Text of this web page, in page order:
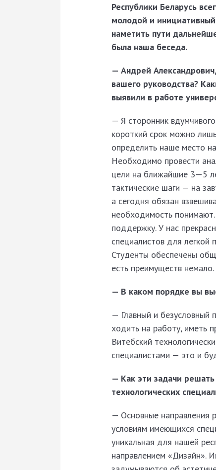
Республики Беларусь
молодой и
наметить пути
была наша беседа.
— Андрей
вашего руководства?
выявили в работе
— Я сторонник
короткий срок можно
определить наше место
Необходимо провести
цели на ближайшие 3—5
тактические шаги — на
а сегодня обязан
необходимость
поддержку. У нас
специалис­тов для
Студенты обеспечены
есть преимуществ
— В каком порядке вы
— Главный и безусловный
ходить на работу, иметь
Витебский
специалистами — это и
— Как эти задачи
технологиче­ских
— Основные направления
условиям имеющихся
уникальная для нашей
направлением «Дизайн».